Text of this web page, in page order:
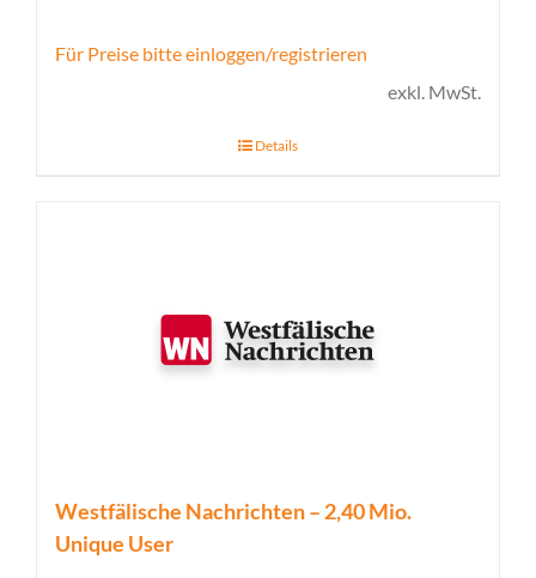
Für Preise bitte einloggen/registrieren
exkl. MwSt.
Details
Westfälische Nachrichten – 2,40 Mio.
Unique User